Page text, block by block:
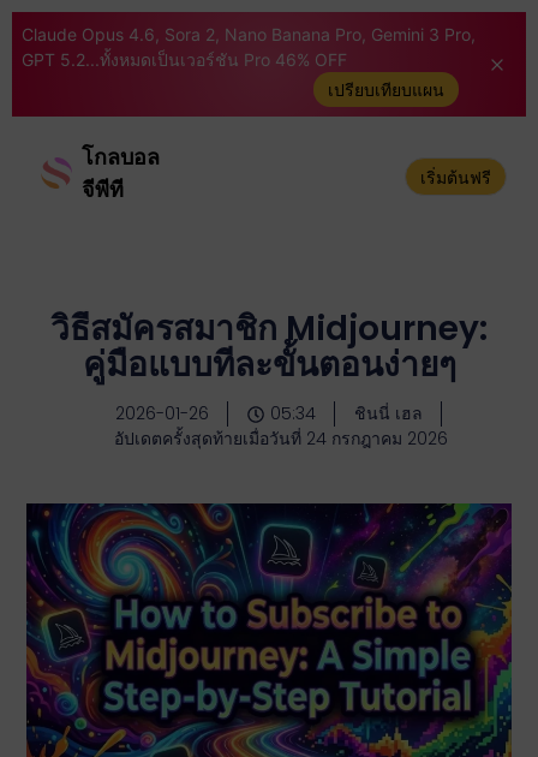
Claude Opus 4.6, Sora 2, Nano Banana Pro, Gemini 3 Pro,
GPT 5.2...ทั้งหมดเป็นเวอร์ชัน Pro 46% OFF
เปรียบเทียบแผน
โกลบอล
จีพีที
เริ่มต้นฟรี
วิธีสมัครสมาชิก Midjourney:
คู่มือแบบทีละขั้นตอนง่ายๆ
2026-01-26 05:34
ชินนี่ เฮล
อัปเดตครั้งสุดท้ายเมื่อวันที่ 24 กรกฎาคม 2026